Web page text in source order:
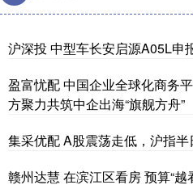
沪深投 中型车长安启源A05L申
盈富忧配 中国企业全球化商务
方聚力共筑中企出海“旗舰方舟”
集采优配 A股震荡走低，沪指
赣州达慧 在滨江区看房 预算“越